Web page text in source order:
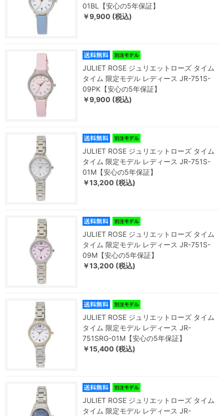
01BL【安心の5年保証】
￥9,900 (税込)
JULIET ROSE ジュリエットローズ タイム
タイム 限定モデル レディース JR-751S-
09PK【安心の5年保証】
￥9,900 (税込)
JULIET ROSE ジュリエットローズ タイム
タイム 限定モデル レディース JR-751S-
01M【安心の5年保証】
￥13,200 (税込)
JULIET ROSE ジュリエットローズ タイム
タイム 限定モデル レディース JR-751S-
09M【安心の5年保証】
￥13,200 (税込)
JULIET ROSE ジュリエットローズ タイム
タイム 限定モデル レディース JR-
751SRG-01M【安心の5年保証】
￥15,400 (税込)
JULIET ROSE ジュリエットローズ タイム
タイム 限定モデル レディース JR-